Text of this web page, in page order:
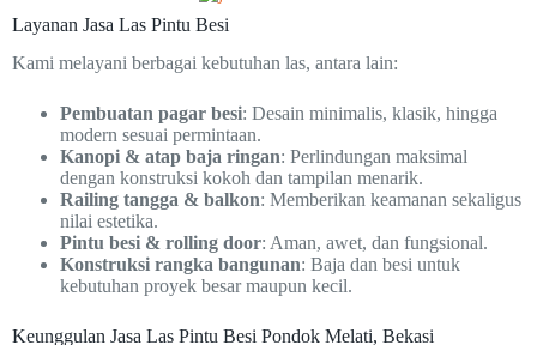
Layanan Jasa Las Pintu Besi
Kami melayani berbagai kebutuhan las, antara lain:
Pembuatan pagar besi: Desain minimalis, klasik, hingga
modern sesuai permintaan.
Kanopi & atap baja ringan: Perlindungan maksimal
dengan konstruksi kokoh dan tampilan menarik.
Railing tangga & balkon: Memberikan keamanan sekaligus
nilai estetika.
Pintu besi & rolling door: Aman, awet, dan fungsional.
Konstruksi rangka bangunan: Baja dan besi untuk
kebutuhan proyek besar maupun kecil.
Keunggulan Jasa Las Pintu Besi Pondok Melati, Bekasi